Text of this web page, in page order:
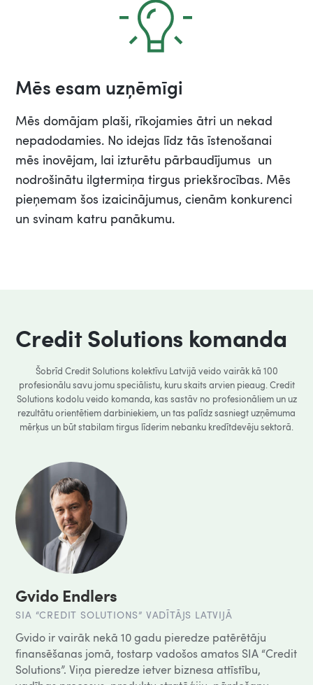
Mēs esam uzņēmīgi
Mēs domājam plaši, rīkojamies ātri un nekad
nepadodamies. No idejas līdz tās īstenošanai
mēs inovējam, lai izturētu pārbaudījumus un
nodrošinātu ilgtermiņa tirgus priekšrocības. Mēs
pieņemam šos izaicinājumus, cienām konkurenci
un svinam katru panākumu.
Credit Solutions komanda
Šobrīd Credit Solutions kolektīvu Latvijā veido vairāk kā 100
profesionālu savu jomu speciālistu, kuru skaits arvien pieaug. Credit
Solutions kodolu veido komanda, kas sastāv no profesionāliem un uz
rezultātu orientētiem darbiniekiem, un tas palīdz sasniegt uzņēmuma
mērķus un būt stabilam tirgus līderim nebanku kredītdevēju sektorā.
Gvido Endlers
SIA “CREDIT SOLUTIONS” VADĪTĀJS LATVIJĀ
Gvido ir vairāk nekā 10 gadu pieredze patērētāju
finansēšanas jomā, tostarp vadošos amatos SIA “Credit
Solutions”. Viņa pieredze ietver biznesa attīstību,